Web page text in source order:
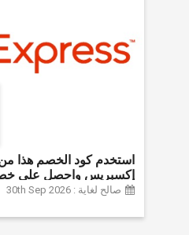
استخدم كود الخصم هذا
إكسبريس واحصل على
إلى 60% على أجهزة
بقيمة 155 دولارًا
صالح لغاية : 30th Sep 2026